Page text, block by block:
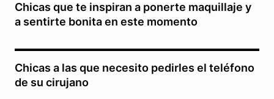
Chicas que te inspiran a ponerte maquillaje y
a sentirte bonita en este momento
Chicas a las que necesito pedirles el teléfono
de su cirujano